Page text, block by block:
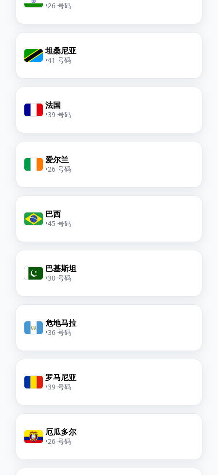
•26 号码
坦桑尼亚
•41 号码
法国
•39 号码
爱尔兰
•26 号码
巴西
•45 号码
巴基斯坦
•30 号码
危地马拉
•36 号码
罗马尼亚
•39 号码
厄瓜多尔
•26 号码